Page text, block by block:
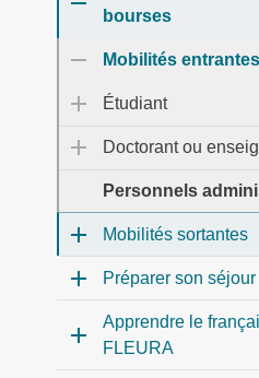
bourses
Mobilités entrantes
Étudiant
Doctorant ou
Personnels
Mobilités sortantes
Préparer son
Apprendre le
FLEURA